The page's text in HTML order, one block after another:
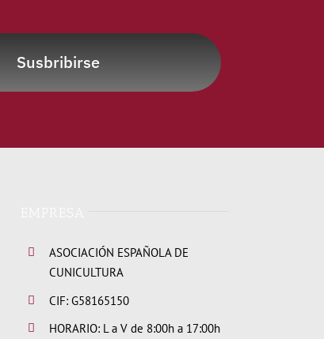
Susbribirse
ASOCIACIÓN ESPAÑOLA DE
CUNICULTURA
CIF: G58165150
HORARIO: L a V de 8:00h a 17:00h